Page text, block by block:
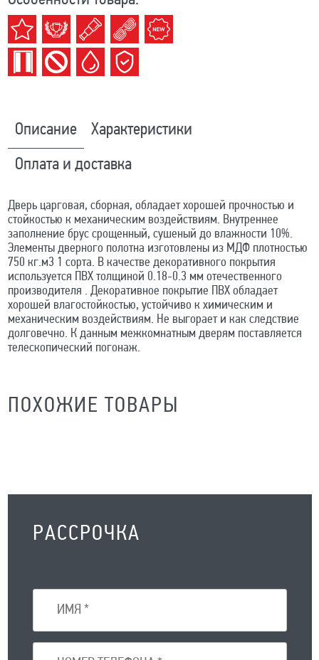
Описание Характеристики
Оплата и доставка
Дверь царговая, сборная, обладает хорошей прочностью и
стойкостью к механическим воздействиям. Внутреннее
заполнение брус срощенный, сушеный до влажности 10%.
Элементы дверного полотна изготовлены из МДФ плотностью
750 кг.м3 1 сорта. В качестве декоративного покрытия
используется ПВХ толщиной 0.18-0.3 мм отечественного
производителя . Декоративное покрытие ПВХ обладает
хорошей влагостойкостью, устойчиво к химическим и
механическим воздействиям. Не выгорает и как следствие
долговечно. К данным межкомнатным дверям поставляется
телескопический погонаж.
ПОХОЖИЕ ТОВАРЫ
РАССРОЧКА